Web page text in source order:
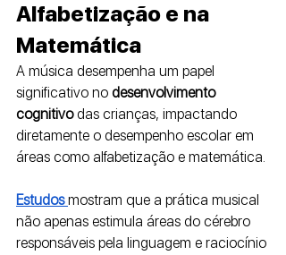
Alfabetização e na
Matemática
A música desempenha um papel
significativo no desenvolvimento
cognitivo das crianças, impactando
diretamente o desempenho escolar em
áreas como alfabetização e matemática.
Estudos mostram que a prática musical
não apenas estimula áreas do cérebro
responsáveis pela linguagem e raciocínio